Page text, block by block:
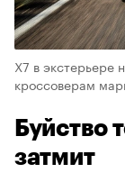
X7 в экстерьере
кроссоверам
Буйство
затмит